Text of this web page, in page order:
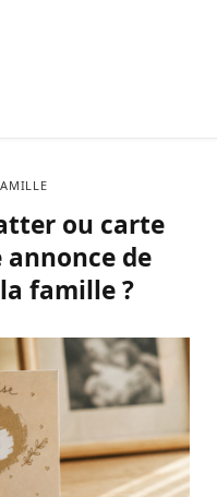
ou carte
de
famille ?